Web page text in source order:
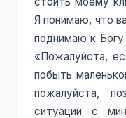
Я понимаю, что
поднимаю к Богу
«Пожалуйста,
побыть
пожалуйста,
ситуации с